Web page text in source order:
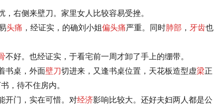
，右侧来壁刀。家里女人比较容易受挫。
头痛 ，经证实，的确刘小姐偏头痛严重。同时肺部 ， 牙齿也
不好。也经证实，于看宅前一周才卸了手上的绷带。
书桌，外面壁刀切进来，又逢书桌位置，天花板造型虚梁正
，待不住房内。
开门，实在可惜。对经济影响比较大。还好夫妇两人都是公